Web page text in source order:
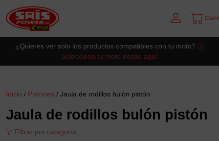
¿Quieres ver solo los productos compatibles con tu moto?
Selecciona tu moto desde aquí
Inicio / Pistones / Jaula de rodillos bulón pistón
Jaula de rodillos bulón pistón
Filtrar por categoría